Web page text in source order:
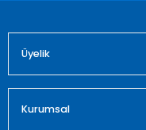
Üyelik
Kurumsal